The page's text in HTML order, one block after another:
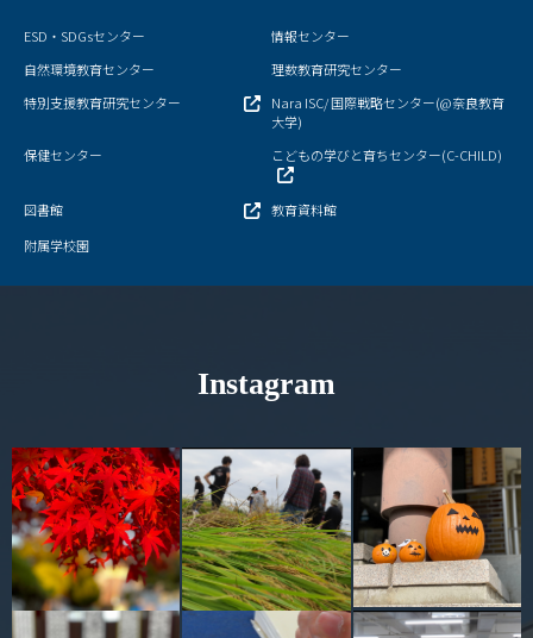
こどもの学びと育ちセンター(C-CHILD)
保健センター
お問い合わせ窓口一覧
サイトマップ
同窓会
後援会
教員一覧
ESD・SDGsセンター
情報センター
自然環境教育センター
理数教育研究センター
特別支援教育研究センター
Nara ISC/ 国際戦略センター(@奈良教育
大学)
保健センター
こどもの学びと育ちセンター(C-CHILD)
図書館
教育資料館
附属学校園
Instagram